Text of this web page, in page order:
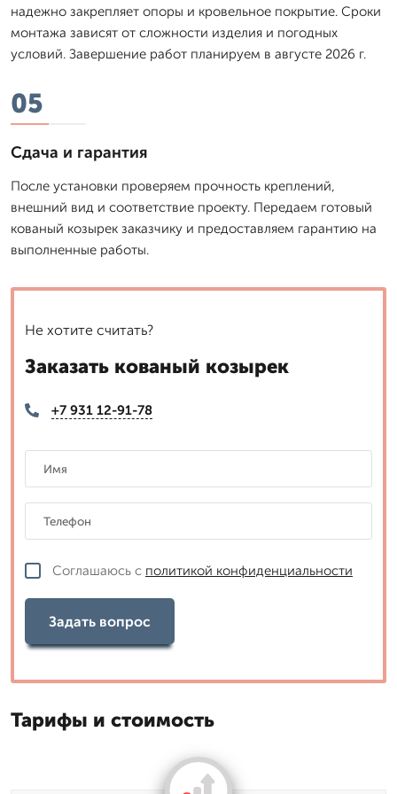
надежно закрепляет опоры и кровельное покрытие. Сроки
монтажа зависят от сложности изделия и погодных
условий. Завершение работ планируем в августе 2026 г.
05
Сдача и гарантия
После установки проверяем прочность креплений,
внешний вид и соответствие проекту. Передаем готовый
кованый козырек заказчику и предоставляем гарантию на
выполненные работы.
Не хотите считать?
Заказать кованый козырек
+7 931 12-91-78
Соглашаюсь с политикой конфиденциальности
Задать вопрос
Тарифы и стоимость